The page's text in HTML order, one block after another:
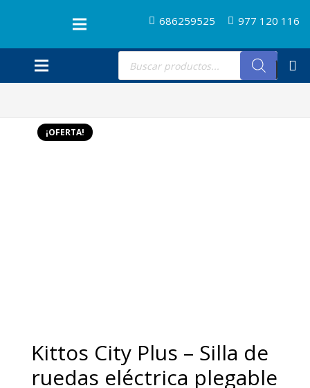
686259525 977 120 116
Búsqueda
productos
¡OFERTA!
Kittos City Plus – Silla de
ruedas eléctrica plegable